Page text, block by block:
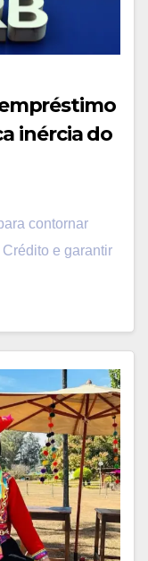
inércia do
contornar
e garantir